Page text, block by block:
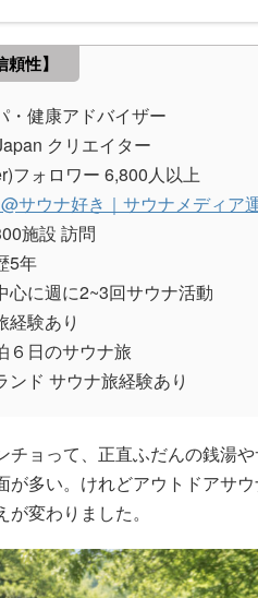
頼性】
・健康アドバイザー
クリエイター
フォロワー 6,800人以上
サウナ好き｜サウナメディア
施設 訪問
5年
に週に2~3回サウナ活動
験あり
６日のサウナ旅
ド サウナ旅経験あり
チョって、正直ふだんの銭湯
が多い。けれどアウトドアサ
変わりました。